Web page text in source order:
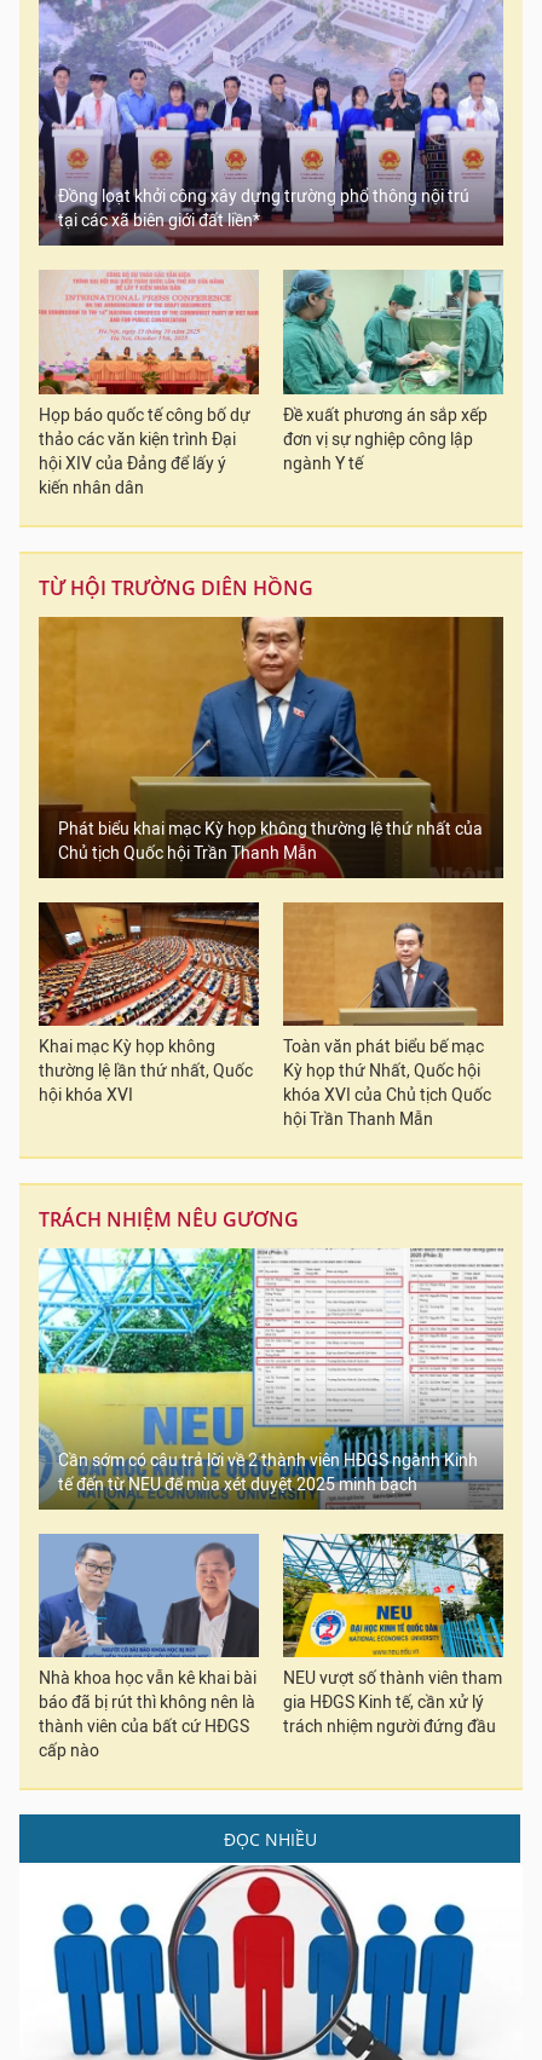
Đồng loạt khởi công xây dựng trường phổ thông nội trú
tại các xã biên giới đất liền*
Họp báo quốc tế công bố dự
thảo các văn kiện trình Đại
hội XIV của Đảng để lấy ý
kiến nhân dân
Đề xuất phương án sắp xếp
đơn vị sự nghiệp công lập
ngành Y tế
TỪ HỘI TRƯỜNG DIÊN HỒNG
Phát biểu khai mạc Kỳ họp không thường lệ thứ nhất của
Chủ tịch Quốc hội Trần Thanh Mẫn
Khai mạc Kỳ họp không
thường lệ lần thứ nhất, Quốc
hội khóa XVI
Toàn văn phát biểu bế mạc
Kỳ họp thứ Nhất, Quốc hội
khóa XVI của Chủ tịch Quốc
hội Trần Thanh Mẫn
TRÁCH NHIỆM NÊU GƯƠNG
Cần sớm có câu trả lời về 2 thành viên HĐGS ngành Kinh
tế đến từ NEU để mùa xét duyệt 2025 minh bạch
Nhà khoa học vẫn kê khai bài
báo đã bị rút thì không nên là
thành viên của bất cứ HĐGS
cấp nào
NEU vượt số thành viên tham
gia HĐGS Kinh tế, cần xử lý
trách nhiệm người đứng đầu
ĐỌC NHIỀU